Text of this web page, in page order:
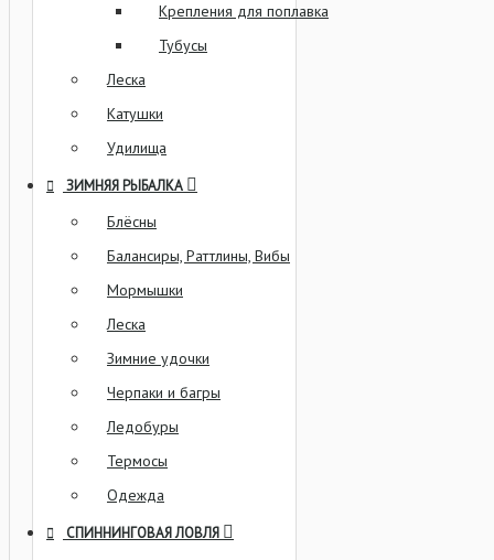
Крепления для поплавка
Тубусы
Леска
Катушки
Удилища
ЗИМНЯЯ РЫБАЛКА
Блёсны
Балансиры, Раттлины, Вибы
Мормышки
Леска
Зимние удочки
Черпаки и багры
Ледобуры
Термосы
Одежда
СПИННИНГОВАЯ ЛОВЛЯ